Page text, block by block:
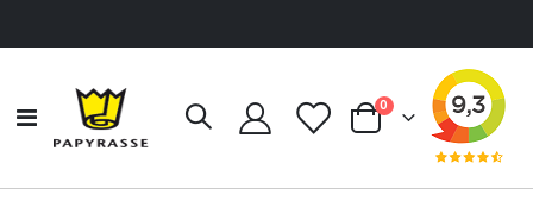
Toggle
Nav
Cart
0producten